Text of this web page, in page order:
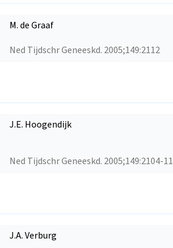
Ned Tijdschr Geneeskd. 2005;149:2112
M. de Graaf
Ned Tijdschr Geneeskd. 2005;149:2104-11
J.E. Hoogendijk
J.A. Verburg